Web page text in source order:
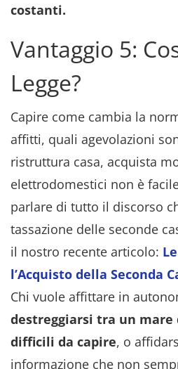
costanti.
Vantaggio 5:
Legge?
Capire come cambia la
affitti, quali agevolazioni
ristruttura casa, acquista
elettrodomestici non è
parlare di tutto il discorso
tassazione delle seconde
il nostro recente articolo:
l’Acquisto della Seconda
Chi vuole affittare in
destreggiarsi tra un mare
difficili da capire, o
informazione che non